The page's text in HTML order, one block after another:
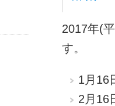
2017年(
す。
1月16
2月16